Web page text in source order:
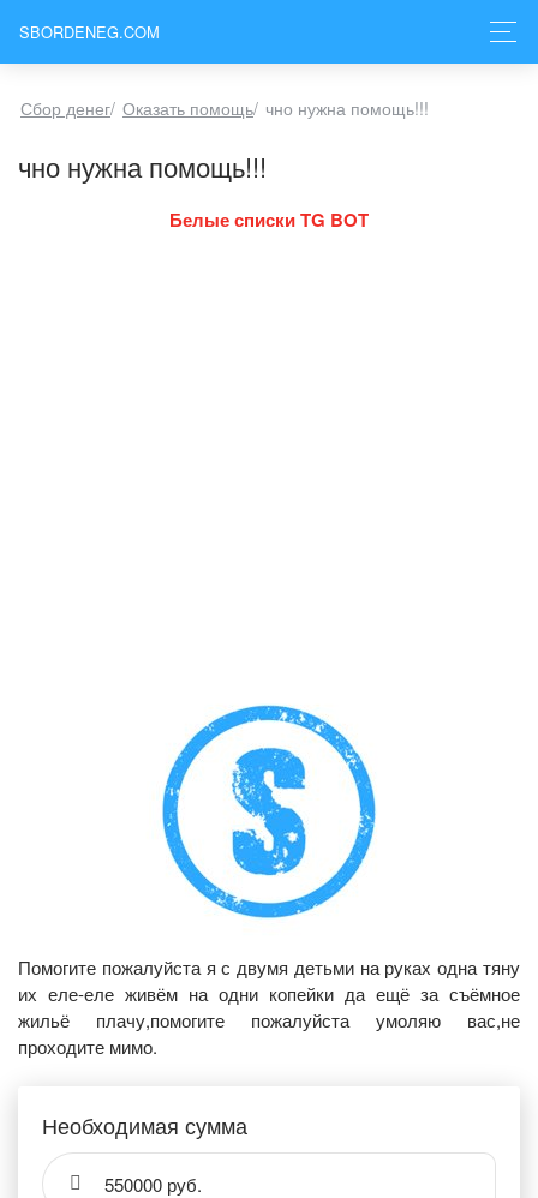
SBORDENEG.COM
Сбор денег/ Оказать помощь/ чно нужна помощь!!!
чно нужна помощь!!!
Белые списки TG BOT
Помогите пожалуйста я с двумя детьми на руках одна тяну
их еле-еле живём на одни копейки да ещё за съёмное
жильё плачу,помогите пожалуйста умоляю вас,не
проходите мимо.
Необходимая сумма
550000 руб.